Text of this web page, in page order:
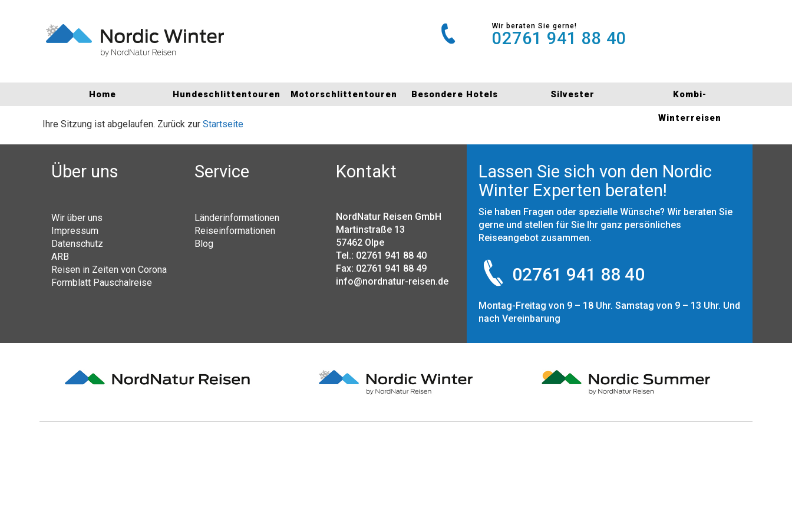
Wir beraten Sie gerne!
02761 941 88 40
Home Hundeschlittentouren Motorschlittentouren Besondere Hotels Silvester Kombi-
Winterreisen
Ihre Sitzung ist abgelaufen. Zurück zur Startseite
Über uns
Wir über uns
Impressum
Datenschutz
ARB
Reisen in Zeiten von Corona
Formblatt Pauschalreise
Service
Länderinformationen
Reiseinformationen
Blog
Kontakt
NordNatur Reisen GmbH
Martinstraße 13
57462 Olpe
Tel.: 02761 941 88 40
Fax: 02761 941 88 49
info@nordnatur-reisen.de
Lassen Sie sich von den Nordic
Winter Experten beraten!
Sie haben Fragen oder spezielle Wünsche? Wir beraten Sie
gerne und stellen für Sie Ihr ganz persönliches
Reiseangebot zusammen.
02761 941 88 40
Montag-Freitag von 9 – 18 Uhr. Samstag von 9 – 13 Uhr. Und
nach Vereinbarung